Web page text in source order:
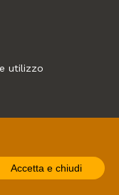
utilizzo
Accetta e chiudi